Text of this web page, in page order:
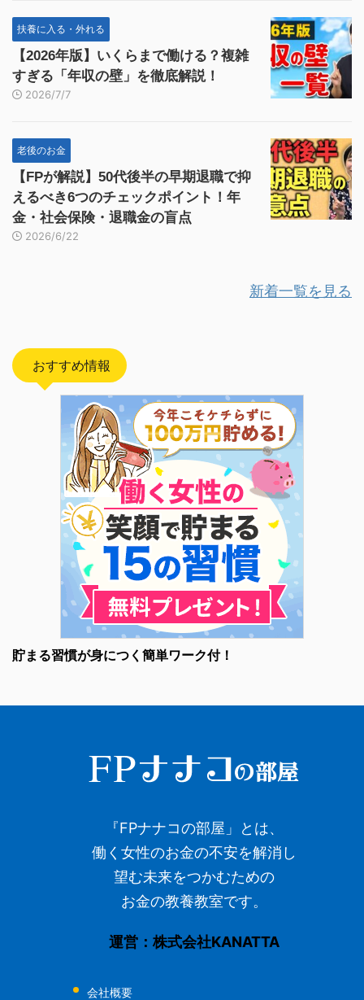
扶養に入る・外れる
【2026年版】いくらまで働ける？複雑
すぎる「年収の壁」を徹底解説！
2026/7/7
老後のお金
【FPが解説】50代後半の早期退職で抑
えるべき6つのチェックポイント！年
金・社会保険・退職金の盲点
2026/6/22
新着一覧を見る
おすすめ情報
貯まる習慣が身につく簡単ワーク付！
『FPナナコの部屋」とは、
働く女性のお金の不安を解消し
望む未来をつかむための
お金の教養教室です。
運営：株式会社KANATTA
会社概要